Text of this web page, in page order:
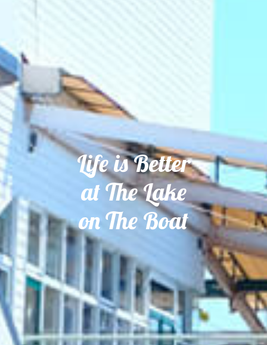
Life is Better
at The Lake
on The Boat